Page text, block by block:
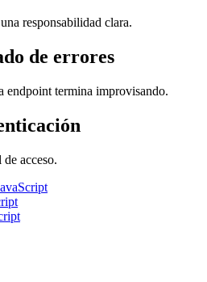
responsabilidad clara.
de errores
endpoint termina improvisando.
acceso.